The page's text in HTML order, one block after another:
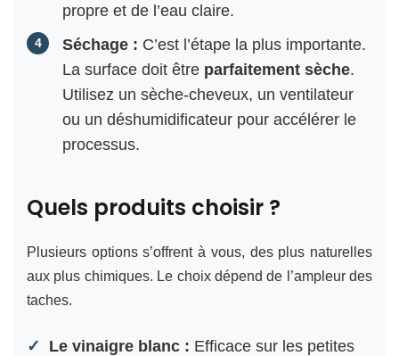
propre et de l’eau claire.
Séchage : C’est l’étape la plus importante.
La surface doit être parfaitement sèche.
Utilisez un sèche-cheveux, un ventilateur
ou un déshumidificateur pour accélérer le
processus.
Quels produits choisir ?
Plusieurs options s’offrent à vous, des plus naturelles
aux plus chimiques. Le choix dépend de l’ampleur des
taches.
Le vinaigre blanc : Efficace sur les petites